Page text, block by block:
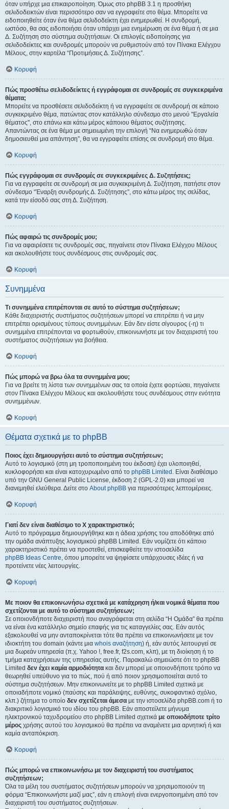
όταν υπήρχε μια επικαιροποίηση. Όμως στο phpBB 3.1 η προσθήκη
σελιδοδεικτών είναι περισσότερο σαν να εγγραφείτε στο θέμα. Μπορείτε να
ειδοποιηθείτε όταν ένα θέμα σελιδοδείκτη έχει ενημερωθεί. Η συνδρομή,
ωστόσο, θα σας ειδοποιήσει όταν υπάρχει μια ενημέρωση σε ένα θέμα ή σε μια
Δ. Συζήτηση στο σύστημα συζητήσεων. Οι επιλογές ειδοποίησης για
σελιδοδείκτες και συνδρομές μπορούν να ρυθμιστούν από τον Πίνακα Ελέγχου
Μέλους, στην καρτέλα “Προτιμήσεις Δ. Συζήτησης”.
Κορυφή
Πώς προσθέτω σελιδοδείκτες ή εγγράφομαι σε συνδρομές σε συγκεκριμένα
θέματα;
Μπορείτε να προσθέσετε σελιδοδείκτη ή να εγγραφείτε σε συνδρομή σε κάποιο
συγκεκριμένο θέμα, πατώντας στον κατάλληλο σύνδεσμο στο μενού "Εργαλεία
θέματος", στο επάνω και κάτω μέρος κάποιου θέματος συζήτησης.
Απαντώντας σε ένα θέμα με σημειωμένη την επιλογή “Να ενημερωθώ όταν
δημοσιευθεί μια απάντηση”, θα να εγγραφείτε επίσης σε συνδρομή στο θέμα.
Κορυφή
Πώς εγγράφομαι σε συνδρομές σε συγκεκριμένες Δ. Συζητήσεις;
Για να εγγραφείτε σε συνδρομή σε μια συγκεκριμένη Δ. Συζήτηση, πατήστε στον
σύνδεσμο “Έναρξη συνδρομής Δ. Συζήτησης”, στο κάτω μέρος της σελίδας,
κατά την είσοδό σας στη Δ. Συζήτηση.
Κορυφή
Πώς αφαιρώ τις συνδρομές μου;
Για να αφαιρέσετε τις συνδρομές σας, πηγαίνετε στον Πίνακα Ελέγχου Μέλους
και ακολουθήστε τους συνδέσμους στις συνδρομές σας.
Κορυφή
Συνημμένα
Τι συνημμένα επιτρέπονται σε αυτό το σύστημα συζητήσεων;
Κάθε διαχειριστής συστήματος συζητήσεων μπορεί να επιτρέπει ή να μην
επιτρέπει ορισμένους τύπους συνημμένων. Εάν δεν είστε σίγουρος (-η) τι
συνημμένα επιτρέπονται να φορτωθούν, επικοινωνήστε με τον διαχειριστή του
συστήματος συζητήσεων για βοήθεια.
Κορυφή
Πώς μπορώ να βρω όλα τα συνημμένα μου;
Για να βρείτε τη λίστα των συνημμένων σας τα οποία έχετε φορτώσει, πηγαίνετε
στον Πίνακα Ελέγχου Μέλους και ακολουθήστε τους συνδέσμους στην ενότητα
συνημμένων.
Κορυφή
Θέματα σχετικά με το phpBB
Ποιος έχει δημιουργήσει αυτό το σύστημα συζητήσεων;
Αυτό το λογισμικό (στη μη τροποποιημένη του έκδοση) έχει υλοποιηθεί,
κυκλοφορήσει και είναι κατοχυρωμένο από το phpBB Limited . Είναι διαθέσιμο
υπό την GNU General Public License, έκδοση 2 (GPL-2.0) και μπορεί να
διανεμηθεί ελεύθερα. Δείτε στο About phpBB για περισσότερες λεπτομέρειες.
Κορυφή
Γιατί δεν είναι διαθέσιμο το Χ χαρακτηριστικό;
Αυτό το πρόγραμμα δημιουργήθηκε και η άδεια χρήσης του αποδόθηκε από
την ομάδα ανάπτυξης λογισμικού phpBB Limited. Εάν νομίζετε ότι κάποιο
χαρακτηριστικό πρέπει να προστεθεί, επισκεφθείτε την ιστοσελίδα
phpBB Ideas Centre, όπου μπορείτε να ψηφίσετε υπάρχουσες ιδέες ή να
προτείνετε νέες λειτουργίες.
Κορυφή
Με ποιον θα επικοινωνήσω σχετικά με κατάχρηση ή/και νομικά θέματα που
σχετίζονται με αυτό το σύστημα συζητήσεων;
Σε οποιονδήποτε διαχειριστή που αναγράφεται στη σελίδα “Η Ομάδα” θα πρέπει
να είναι ένα κατάλληλο σημείο επαφής για τις καταγγελίες σας. Εάν αυτός
εξακολουθεί να μην ανταποκρίνεται τότε θα πρέπει να επικοινωνήσετε με τον
ιδιοκτήτη του domain (κάντε μια whois αναζήτηση) ή, εάν αυτός λειτουργεί σε
μια δωρεάν υπηρεσία (π.χ. Yahoo !, free.fr, f2s.com, κλπ), με τη διοίκηση ή το
τμήμα καταχρήσεων της υπηρεσίας αυτής. Παρακαλώ σημειώστε ότι το phpBB
Limited δεν έχει καμία αρμοδιότητα και δεν μπορεί με οποιονδήποτε τρόπο να
θεωρηθεί υπεύθυνο για το πώς, πού ή από ποιον χρησιμοποιείται αυτό το
σύστημα συζητήσεων. Μην επικοινωνείτε με το phpBB Limited σχετικά με
οποιαδήποτε νομικό (παύσης και παράλειψης, ευθύνης, συκοφαντικό σχόλιο,
κλπ.) ζήτημα το οποίο δεν σχετίζεται άμεσα με την ιστοσελίδα phpBB.com ή το
διακριτικό λογισμικό του ιδίου του phpBB. Εάν αποστείλετε μήνυμα
ηλεκτρονικού ταχυδρομείου στο phpBB Limited σχετικά με οποιοδήποτε τρίτο
μέρος χρήσης αυτού του λογισμικού θα πρέπει να αναμένετε μια αρνητική ή και
καμία ανταπόκριση.
Κορυφή
Πώς μπορώ να επικοινωνήσω με τον διαχειριστή του συστήματος
συζητήσεων;
Όλα τα μέλη του συστήματος συζητήσεων μπορούν να χρησιμοποιούν τη
φόρμα “Επικοινωνήστε μαζί μας”, εάν η επιλογή είναι ενεργοποιημένη από τον
διαχειριστή του συστήματος συζητήσεων.